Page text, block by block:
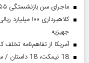
ماجرای سن بازنشستگی ۵۵ و ۶۲ ساله چیست؟
کلاهبرداری
جهیزیه
آمریکا از تفاهم‌نامه تخلف
18 نیمکت، 18 داستان / سرمربیان لیگ بیست‌وششم را بشناسید